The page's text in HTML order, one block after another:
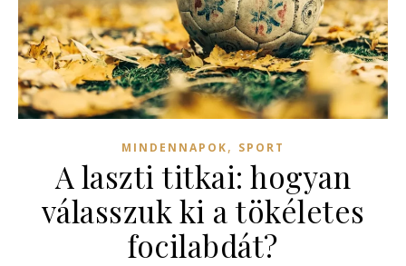
MINDENNAPOK, SPORT
A laszti titkai: hogyan
válasszuk ki a tökéletes
focilabdát?